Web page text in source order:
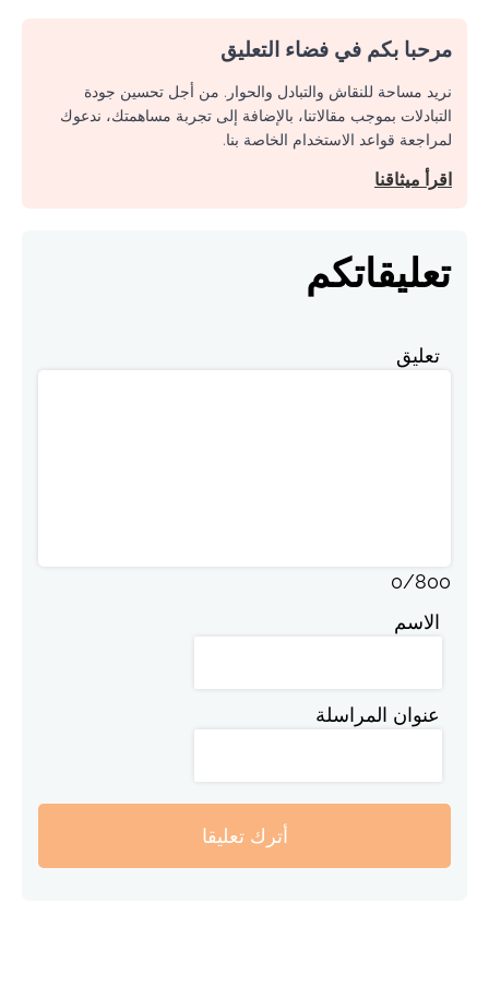
مرحبا بكم في فضاء التعليق
نريد مساحة للنقاش والتبادل والحوار. من أجل تحسين جودة
التبادلات بموجب مقالاتنا، بالإضافة إلى تجربة مساهمتك، ندعوك
لمراجعة قواعد الاستخدام الخاصة بنا.
اقرأ ميثاقنا
تعليقاتكم
تعليق
0/800
الاسم
عنوان المراسلة
أترك تعليقا